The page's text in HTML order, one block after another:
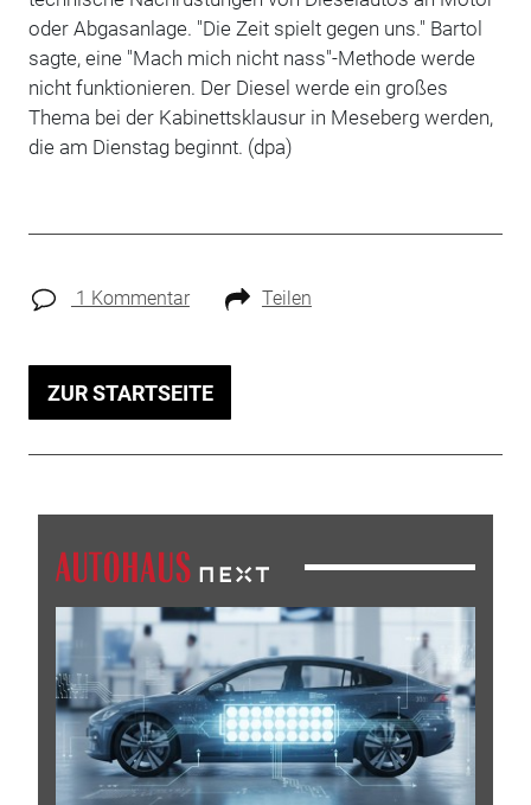
oder Abgasanlage. "Die Zeit spielt gegen uns." Bartol
sagte, eine "Mach mich nicht nass"-Methode werde
nicht funktionieren. Der Diesel werde ein großes
Thema bei der Kabinettsklausur in Meseberg werden,
die am Dienstag beginnt. (dpa)
1 Kommentar Teilen
ZUR STARTSEITE